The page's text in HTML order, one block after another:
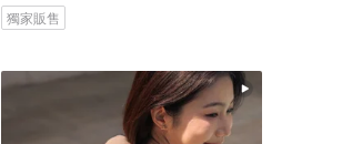
獨家販售